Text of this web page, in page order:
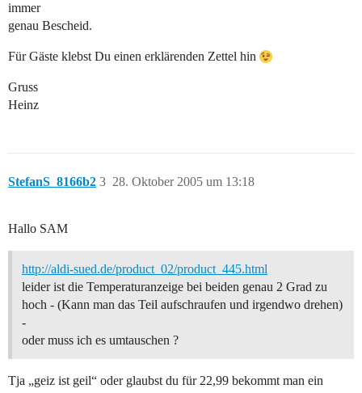
immer
genau Bescheid.
Für Gäste klebst Du einen erklärenden Zettel hin
Gruss
Heinz
StefanS_8166b2 28. Oktober 2005 um 13:18
3
Hallo SAM
http://aldi-sued.de/product_02/product_445.html
leider ist die Temperaturanzeige bei beiden genau 2 Grad zu
hoch - (Kann man das Teil aufschraufen und irgendwo drehen)
-
oder muss ich es umtauschen ?
Tja „geiz ist geil“ oder glaubst du für 22,99 bekommt man ein